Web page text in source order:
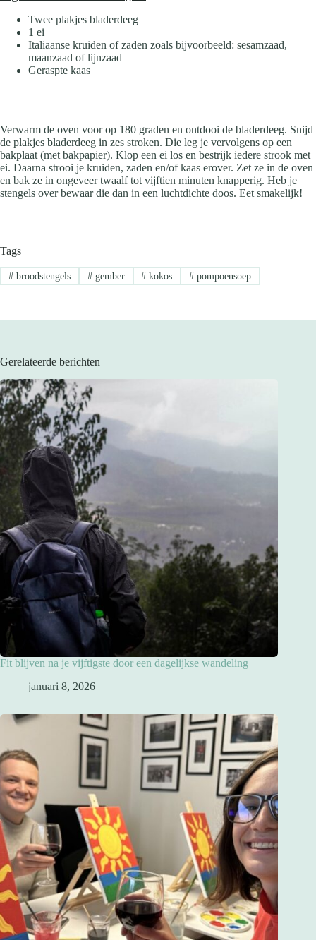
Twee plakjes bladerdeeg
1 ei
Italiaanse kruiden of zaden zoals bijvoorbeeld: sesamzaad,
maanzaad of lijnzaad
Geraspte kaas
Verwarm de oven voor op 180 graden en ontdooi de bladerdeeg. Snijd
de plakjes bladerdeeg in zes stroken. Die leg je vervolgens op een
bakplaat (met bakpapier). Klop een ei los en bestrijk iedere strook met
ei. Daarna strooi je kruiden, zaden en/of kaas erover. Zet ze in de oven
en bak ze in ongeveer twaalf tot vijftien minuten knapperig. Heb je
stengels over bewaar die dan in een luchtdichte doos. Eet smakelijk!
Tags
#broodstengels #gember # kokos # pompoensoep
Gerelateerde berichten
Fit blijven na je vijftigste door een dagelijkse wandeling
januari 8, 2026